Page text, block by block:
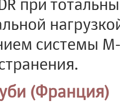
при
системы
(Франция)